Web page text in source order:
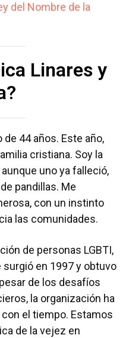
del Nombre de la
Linares y
44 años. Este año,
cristiana. Soy la
uno ya falleció,
pandillas. Me
con un instinto
las comunidades.
de personas LGBTI,
surgió en 1997 y obtuvo
de los desafíos
la organización ha
el tiempo. Estamos
de la vejez en